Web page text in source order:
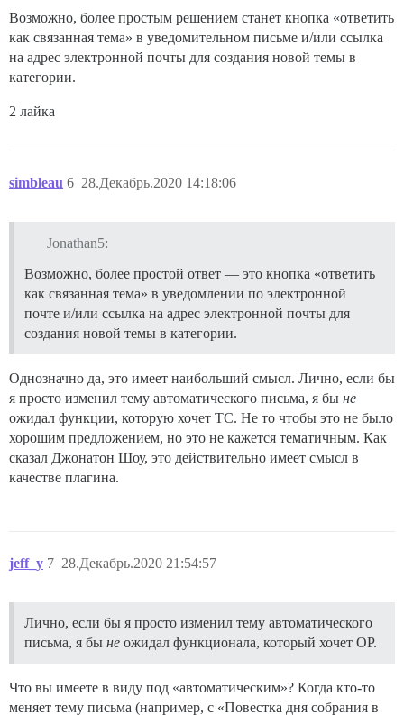
Возможно, более простым решением станет кнопка «ответить
как связанная тема» в уведомительном письме и/или ссылка
на адрес электронной почты для создания новой темы в
категории.
2 лайка
simbleau 28.Декабрь.2020 14:18:06
6
Jonathan5:
Возможно, более простой ответ — это кнопка «ответить
как связанная тема» в уведомлении по электронной
почте и/или ссылка на адрес электронной почты для
создания новой темы в категории.
Однозначно да, это имеет наибольший смысл. Лично, если бы
я просто изменил тему автоматического письма, я бы не
ожидал функции, которую хочет ТС. Не то чтобы это не было
хорошим предложением, но это не кажется тематичным. Как
сказал Джонатон Шоу, это действительно имеет смысл в
качестве плагина.
jeff_y 28.Декабрь.2020 21:54:57
7
Лично, если бы я просто изменил тему автоматического
письма, я бы не ожидал функционала, который хочет OP.
Что вы имеете в виду под «автоматическим»? Когда кто-то
меняет тему письма (например, с «Повестка дня собрания в